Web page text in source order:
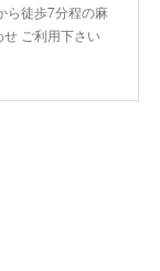
ら徒歩7分程の麻
ご利用下さい